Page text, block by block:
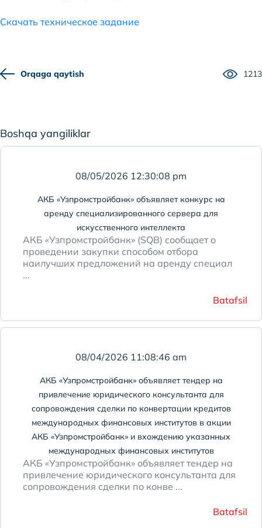
Скачать техническое задание
Orqaga qaytish 1213
Boshqa yangiliklar
08/05/2026 12:30:08 pm
АКБ «Узпромстройбанк» объявляет конкурс на
аренду специализированного сервера для
искусственного интеллекта
АКБ «Узпромстройбанк» (SQB) сообщает о
проведении закупки способом отбора
наилучших предложений на аренду специал
...
Batafsil
08/04/2026 11:08:46 am
АКБ «Узпромстройбанк» объявляет тендер на
привлечение юридического консультанта для
сопровождения сделки по конвертации кредитов
международных финансовых институтов в акции
АКБ «Узпромстройбанк» и вхождению указанных
международных финансовых институтов
АКБ «Узпромстройбанк» объявляет тендер на
привлечение юридического консультанта для
сопровождения сделки по конве ...
Batafsil